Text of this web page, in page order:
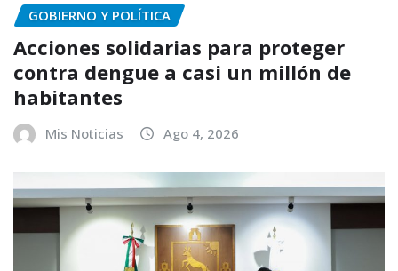
GOBIERNO Y POLÍTICA
Acciones solidarias para proteger
contra dengue a casi un millón de
habitantes
Mis Noticias Ago 4, 2026